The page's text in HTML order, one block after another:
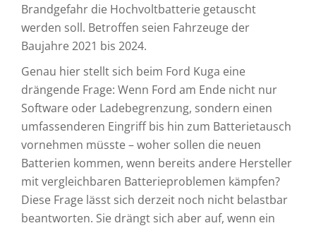
Brandgefahr die Hochvoltbatterie getauscht
werden soll. Betroffen seien Fahrzeuge der
Baujahre 2021 bis 2024.
Genau hier stellt sich beim Ford Kuga eine
drängende Frage: Wenn Ford am Ende nicht nur
Software oder Ladebegrenzung, sondern einen
umfassenderen Eingriff bis hin zum Batterietausch
vornehmen müsste – woher sollen die neuen
Batterien kommen, wenn bereits andere Hersteller
mit vergleichbaren Batterieproblemen kämpfen?
Diese Frage lässt sich derzeit noch nicht belastbar
beantworten. Sie drängt sich aber auf, wenn ein